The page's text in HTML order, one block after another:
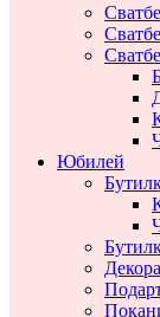
Юбилей